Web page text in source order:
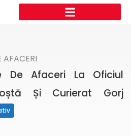
AFACERI
De Afaceri La Oficiul
Și Curierat Gorj